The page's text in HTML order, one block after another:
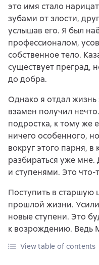
это имя стало
зубами от злости,
услышав его. Я был
профессионалом,
собственное тело.
существует преград,
до добра.
Однако я отдал жизнь
взамен получил
подростка, к тому же
ничего особенного,
вокруг этого парня, в
разбираться уже
и ступенями. Это что-
Поступить в старшую
прошлой жизни.
новые ступени. Это
к возрождению. Ведь
View table of contents